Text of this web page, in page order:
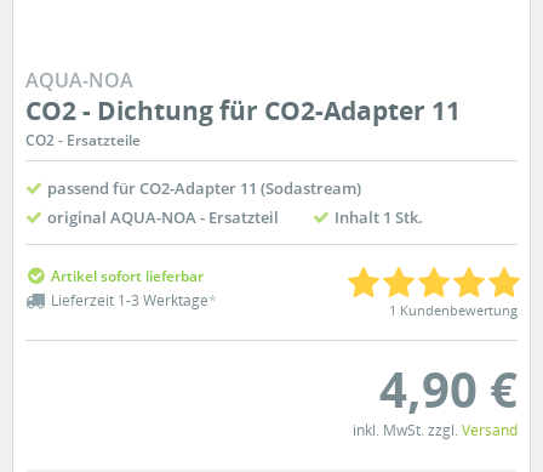
AQUA-NOA
CO2 - Dichtung für CO2-Adapter 11
CO2 - Ersatzteile
passend für CO2-Adapter 11 (Sodastream)
original AQUA-NOA - Ersatzteil
Inhalt 1 Stk.
Artikel sofort lieferbar
Lieferzeit 1-3 Werktage* 1 Kundenbewertung
4,90 €
inkl. MwSt. zzgl. Versand